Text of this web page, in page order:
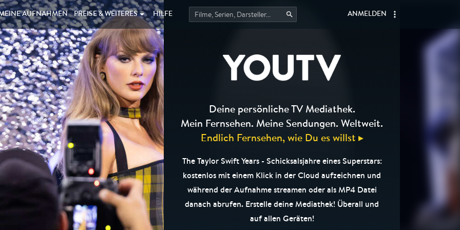
AUFNAHMEN PREISE &WEITERES HILFE ANMELDEN
Deine persönliche TV Mediathek.
Mein Fernsehen. Meine Sendungen. Weltweit.
Endlich Fernsehen, wie Du es willst ▸
The Taylor Swift Years - Schicksalsjahre eines Superstars:
kostenlos mit einem Klick in der Cloud aufzeichnen und
während der Aufnahme streamen oder als MP4 Datei
danach abrufen. Erstelle deine Mediathek! Überall und
auf allen Geräten!